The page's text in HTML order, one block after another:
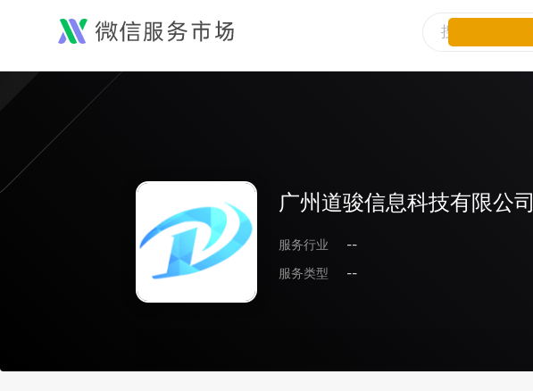
广州道骏信息科技有限公司
服务行业
--
服务类型
--